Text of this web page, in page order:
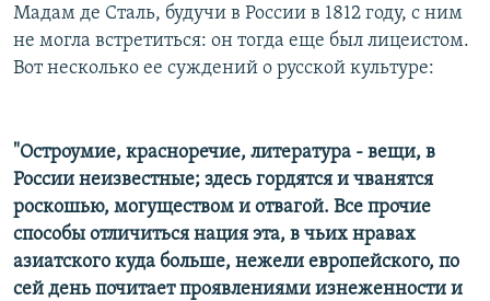
Мадам де Сталь, будучи в России в 1812 году, с ним
не могла встретиться: он тогда еще был лицеистом.
Вот несколько ее суждений о русской культуре:
"Остроумие, красноречие, литература - вещи, в
России неизвестные; здесь гордятся и чванятся
роскошью, могуществом и отвагой. Все прочие
способы отличиться нация эта, в чьих нравах
азиатского куда больше, нежели европейского, по
сей день почитает проявлениями изнеженности и